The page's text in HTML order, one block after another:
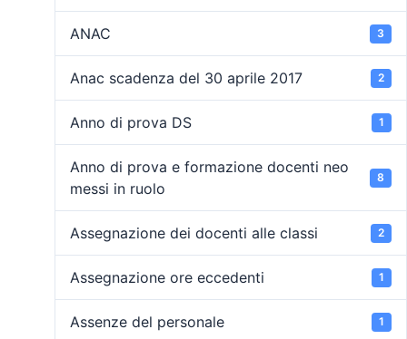
ANAC 3
Anac scadenza del 30 aprile 2017 2
Anno di prova DS 1
Anno di prova e formazione docenti neo
messi in ruolo
8
Assegnazione dei docenti alle classi 2
Assegnazione ore eccedenti 1
Assenze del personale 1